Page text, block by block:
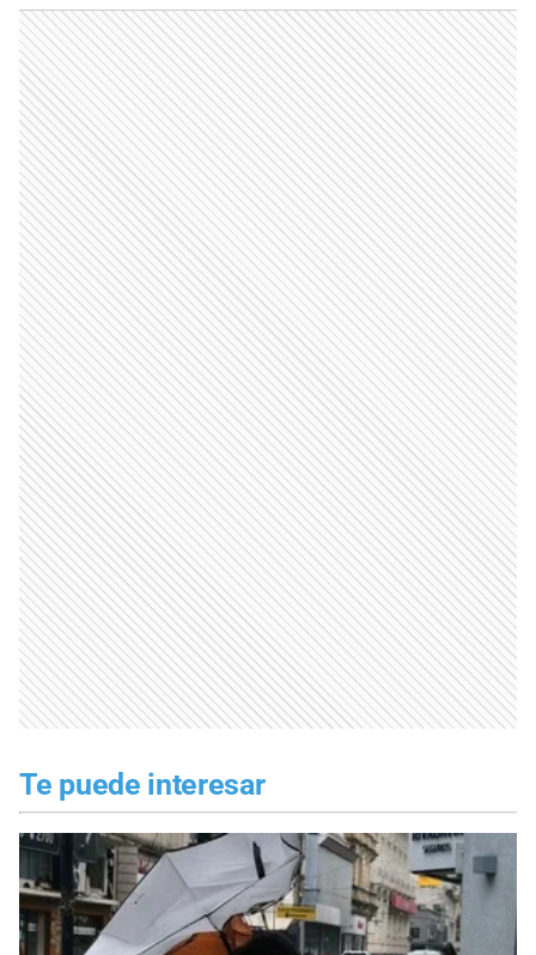
Te puede interesar